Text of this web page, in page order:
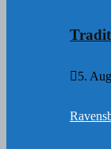
5.